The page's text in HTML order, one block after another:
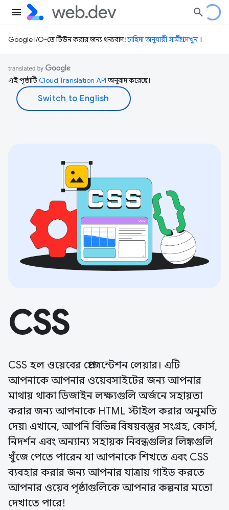
Google I/O-তে টিউন করার জন্য ধন্যবাদ!চাহিদা অনুযায়ী সামগ্রী দেখুন।
এই পৃষ্ঠাটিCloud Translation APIঅনুবাদ করেছে।
CSS
CSS হল ওয়েবের প্রেজেন্টেশন লেয়ার। এটি
আপনাকে আপনার ওয়েবসাইটের জন্য আপনার
মাথায় থাকা ডিজাইন লক্ষ্যগুলি অর্জনে সহায়তা
করার জন্য আপনাকে HTML স্টাইল করার অনুমতি
দেয়৷ এখানে, আপনি বিভিন্ন বিষয়বস্তুর সংগ্রহ, কোর্স,
নিদর্শন এবং অন্যান্য সহায়ক নিবন্ধগুলির লিঙ্কগুলি
খুঁজে পেতে পারেন যা আপনাকে শিখতে এবং CSS
ব্যবহার করার জন্য আপনার যাত্রায় গাইড করতে
আপনার ওয়েব পৃষ্ঠাগুলিকে আপনার কল্পনার মতো
দেখাতে পারে!